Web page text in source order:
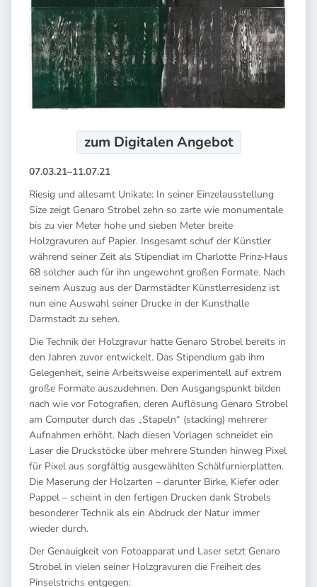
zum DigitalenAngebot
07.03.21–11.07.21
Riesig und allesamt Unikate: In seiner Einzelausstellung
Size zeigt Genaro Strobel zehn so zarte wie monumentale
bis zu vier Meter hohe und sieben Meter breite
Holzgravuren auf Papier. Insgesamt schuf der Künstler
während seiner Zeit als Stipendiat im Charlotte Prinz-Haus
68 solcher auch für ihn ungewohnt großen Formate. Nach
seinem Auszug aus der Darmstädter Künstlerresidenz ist
nun eine Auswahl seiner Drucke in der Kunsthalle
Darmstadt zu sehen.
Die Technik der Holzgravur hatte Genaro Strobel bereits in
den Jahren zuvor entwickelt. Das Stipendium gab ihm
Gelegenheit, seine Arbeitsweise experimentell auf extrem
große Formate auszudehnen. Den Ausgangspunkt bilden
nach wie vor Fotografien, deren Auflösung Genaro Strobel
am Computer durch das „Stapeln“ (stacking) mehrerer
Aufnahmen erhöht. Nach diesen Vorlagen schneidet ein
Laser die Druckstöcke über mehrere Stunden hinweg Pixel
für Pixel aus sorgfältig ausgewählten Schälfurnierplatten.
Die Maserung der Holzarten – darunter Birke, Kiefer oder
Pappel – scheint in den fertigen Drucken dank Strobels
besonderer Technik als ein Abdruck der Natur immer
wieder durch.
Der Genauigkeit von Fotoapparat und Laser setzt Genaro
Strobel in vielen seiner Holzgravuren die Freiheit des
Pinselstrichs entgegen: